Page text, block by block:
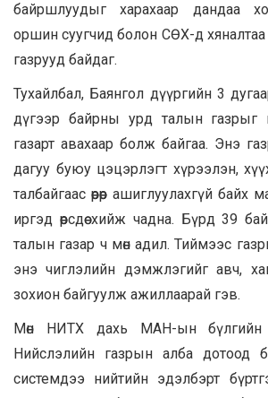
байршлуудыг харахаар дандаа
оршин суугчид болон СӨХ-д
газрууд байдаг.
Тухайлбал, Баянгол дүүргийн 3
дүгээр байрны урд талын газрыг
газарт авахаар болж байгаа. Энэ
дагуу буюу цэцэрлэгт хүрээлэн,
талбайгаас өөрөөр ашиглуулахгүй
иргэд өөрсдөө хийж чадна. Бүрд 39
талын газар ч мөн адил. Тиймээс
энэ чиглэлийн дэмжлэгийг авч,
зохион байгуулж ажиллаарай гэв.
Мөн НИТХ дахь МАН-ын бүлгийн
Нийслэлийн газрын алба дотоод
системдээ нийтийн эдэлбэрт